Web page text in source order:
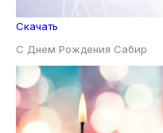
Скачать
С Днем Рождения Сабир